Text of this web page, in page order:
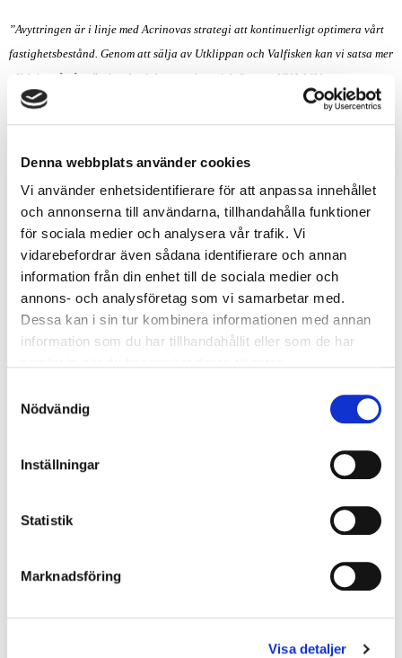
Denna webbplats använder cookies
Vi använder enhetsidentifierare för att anpassa innehållet
och annonserna till användarna, tillhandahålla funktioner
för sociala medier och analysera vår trafik. Vi
vidarebefordrar även sådana identifierare och annan
information från din enhet till de sociala medier och
annons- och analysföretag som vi samarbetar med.
Dessa kan i sin tur kombinera informationen med annan
information som du har tillhandahållit eller som de har
Nödvändig
Inställningar
Statistik
Marknadsföring
Visa detaljer
”Avyttringen är i linje med Acrinovas strategi att kontinuerligt optimera vårt
fastighetsbestånd. Genom att sälja av Utklippan och Valfisken kan vi satsa mer
effektivt på våra övriga fastigheter och projekt” , säger Ulf Wallén,
CEO på Acrinova.
AB och VVS Huset AB som tidigare helägdes av Acrinova. Öresunds
Fastighetsservice AB ägs numera av Fredrik Svensson och Acrinova med
vardera 45 % och Östersjöhus AB med 10%.
För ytterligare information, vänligen kontakta:
Certified Adviser
Telefon: +46 11 32 30 732
är ett aktivt fastighets- och förvaltningsbolag verksamt i södra
Sverige, med tyngdpunkt på Öresundsregionen. Acrinovas fastighetsbestånd